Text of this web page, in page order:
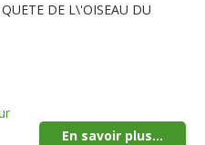
DE L\'OISEAU DU
En savoir plus...